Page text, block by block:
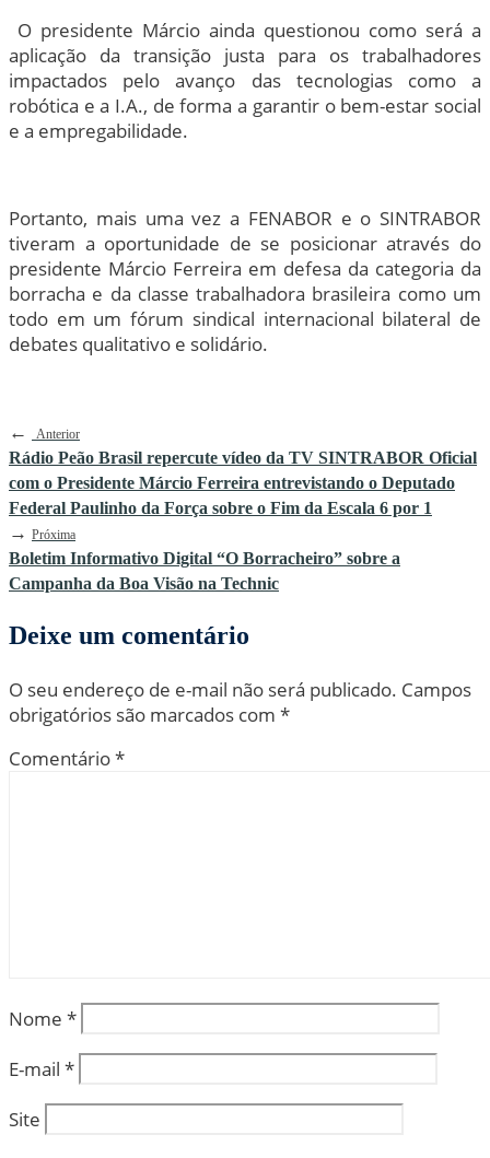
O presidente Márcio ainda questionou como será a
aplicação da transição justa para os trabalhadores
impactados pelo avanço das tecnologias como a
robótica e a I.A., de forma a garantir o bem-estar social
e a empregabilidade.
Portanto, mais uma vez a FENABOR e o SINTRABOR
tiveram a oportunidade de se posicionar através do
presidente Márcio Ferreira em defesa da categoria da
borracha e da classe trabalhadora brasileira como um
todo em um fórum sindical internacional bilateral de
debates qualitativo e solidário.
← Anterior
Rádio Peão Brasil repercute vídeo da TV SINTRABOR Oficial
com o Presidente Márcio Ferreira entrevistando o Deputado
Federal Paulinho da Força sobre o Fim da Escala 6 por 1
→ Próxima
Boletim Informativo Digital “O Borracheiro” sobre a
Campanha da Boa Visão na Technic
Deixe um comentário
O seu endereço de e-mail não será publicado. Campos
obrigatórios são marcados com *
Comentário*
Nome *
E-mail *
Site